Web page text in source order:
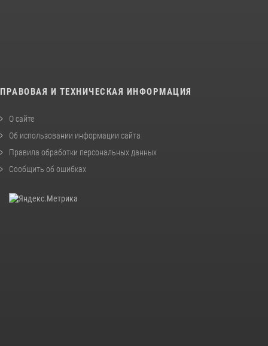
ПРАВОВАЯ И ТЕХНИЧЕСКАЯ ИНФОРМАЦИЯ
О сайте
Об использовании информации сайта
Правила обработки персональных данных
Сообщить об ошибках